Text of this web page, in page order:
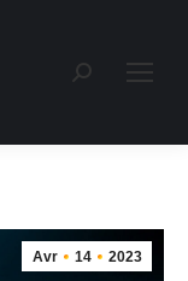
Recherche
Avr 14 2023